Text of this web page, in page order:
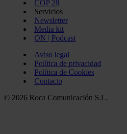
COP 28
Servicios
Newsletter
Media kit
ON | Podcast
Aviso legal
Política de privacidad
Política de Cookies
Contacto
© 2026 Roca Comunicación S.L.